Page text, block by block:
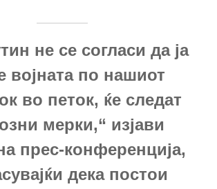
не се согласи да ја
војната по нашиот
во петок, ќе следат
мерки,“ изјави
прес-конференција,
дека постои